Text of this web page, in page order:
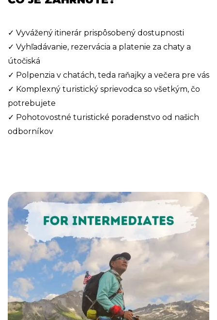
✓ Vyvážený itinerár prispôsobený dostupnosti
✓ Vyhľadávanie, rezervácia a platenie za chaty a
útočiská
✓ Polpenzia v chatách, teda raňajky a večera pre vás
✓ Komplexný turistický sprievodca so všetkým, čo
potrebujete
✓ Pohotovostné turistické poradenstvo od našich
odborníkov